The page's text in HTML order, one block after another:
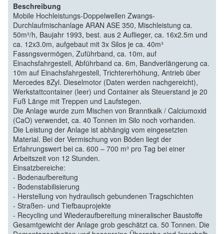
Beschreibung
Mobile Hochleistungs-Doppelwellen Zwangs-
Durchlaufmischanlage ARAN ASE 350, Mischleistung ca.
50m³/h, Baujahr 1993, best. aus 2 Auflieger, ca. 16x2.5m und
ca. 12x3.0m, aufgebaut mit 3x Silos je ca. 40m³
Fassngsvermögen, Zuführband, ca. 10m, auf
Einachsfahrgestell, Abführband ca. 6m, Bandverlängerung ca.
10m auf Einachsfahrgestell, Trichtererhöhung, Antrieb über
Mercedes 8Zyl. Dieselmotor (Daten werden nachgereicht),
Werkstattcontainer (leer) und Container als Steuerstand je 20
Fuß Länge mit Treppen und Laufstegen.
Die Anlage wurde zum Mischen von Branntkalk / Calciumoxid
(CaO) verwendet, ca. 40 Tonnen im Silo noch vorhanden.
Die Leistung der Anlage ist abhängig vom eingesetzten
Material. Bei der Vermischung von Böden liegt der
Erfahrungswert bei ca. 600 – 700 m³ pro Tag bei einer
Arbeitszeit von 12 Stunden.
Einsatzbereiche:
- Bodenaufbereitung
- Bodenstabilisierung
- Herstellung von hydraulisch gebundenen Tragschichten
- Straßen- und Tiefbauprojekte
- Recycling und Wiederaufbereitung mineralischer Baustoffe
Gesamtgewicht der Anlage grob geschätzt ca. 50 Tonnen. Die